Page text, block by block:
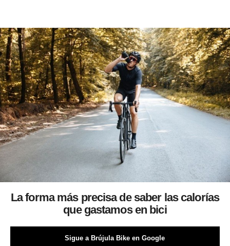
La forma más precisa de saber las calorías
que gastamos en bici
Sigue a Brújula Bike en Google